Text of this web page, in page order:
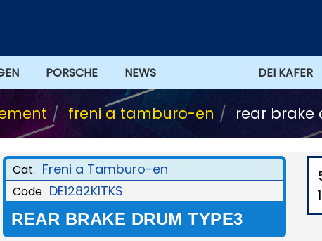
PORSCHE NEWS DEI KAFER
freni a tamburo-en rear brake
Cat. Freni a Tamburo-en
Code DE1282KITKS
REAR BRAKE DRUM TYPE3